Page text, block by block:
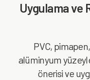
Uygulama ve
PVC,
alüminyum
önerisi ve